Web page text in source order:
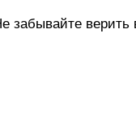
забывайте верить